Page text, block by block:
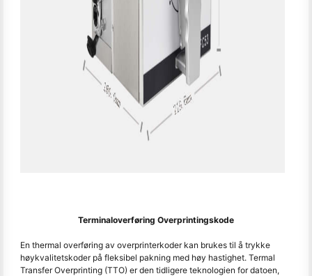
Terminaloverføring Overprintingskode
En thermal overføring av overprinterkoder kan brukes til å trykke
høykvalitetskoder på fleksibel pakning med høy hastighet. Termal
Transfer Overprinting (TTO) er den tidligere teknologien for datoen,